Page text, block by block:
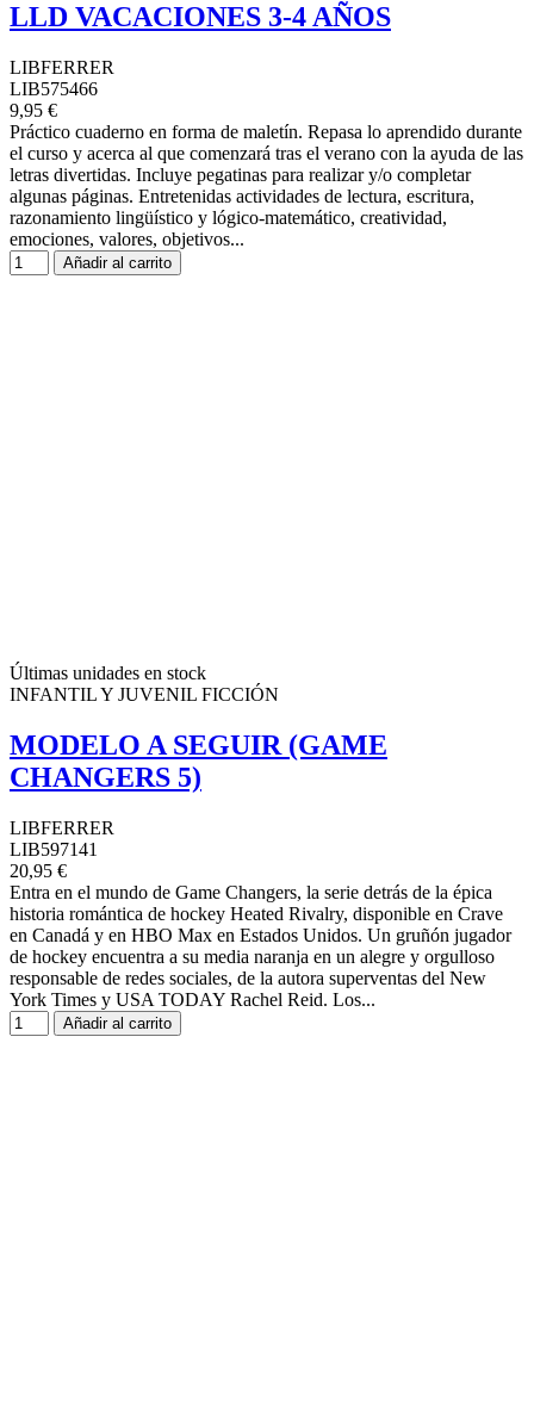
LLD VACACIONES 3-4 AÑOS
LIBFERRER
LIB575466
9,95 €
Práctico cuaderno en forma de maletín. Repasa lo aprendido durante
el curso y acerca al que comenzará tras el verano con la ayuda de las
letras divertidas. Incluye pegatinas para realizar y/o completar
algunas páginas. Entretenidas actividades de lectura, escritura,
razonamiento lingüístico y lógico-matemático, creatividad,
emociones, valores, objetivos...
Añadir al carrito
Últimas unidades en stock
INFANTIL Y JUVENIL FICCIÓN
MODELO A SEGUIR (GAME
CHANGERS 5)
LIBFERRER
LIB597141
20,95 €
Entra en el mundo de Game Changers, la serie detrás de la épica
historia romántica de hockey Heated Rivalry, disponible en Crave
en Canadá y en HBO Max en Estados Unidos. Un gruñón jugador
de hockey encuentra a su media naranja en un alegre y orgulloso
responsable de redes sociales, de la autora superventas del New
York Times y USA TODAY Rachel Reid. Los...
Añadir al carrito